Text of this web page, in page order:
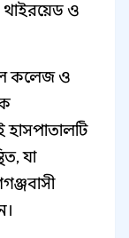
থাইরয়েড ও
কলেজ ও
হাসপাতালটি
যা